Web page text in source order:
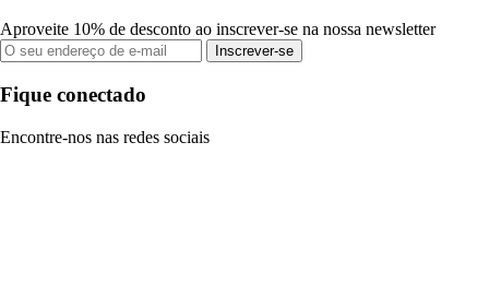
Aproveite 10% de desconto ao inscrever-se na nossa newsletter
Inscrever-se
Fique conectado
Encontre-nos nas redes sociais